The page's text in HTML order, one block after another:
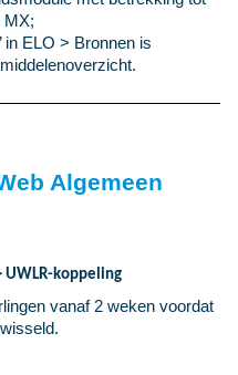
MX;
in ELO > Bronnen is
Algemeen
UWLR-koppeling
vanaf 2 weken voordat